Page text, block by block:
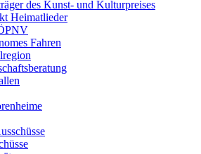
des Kunst- und Kulturpreises
Heimatlieder
Fahren